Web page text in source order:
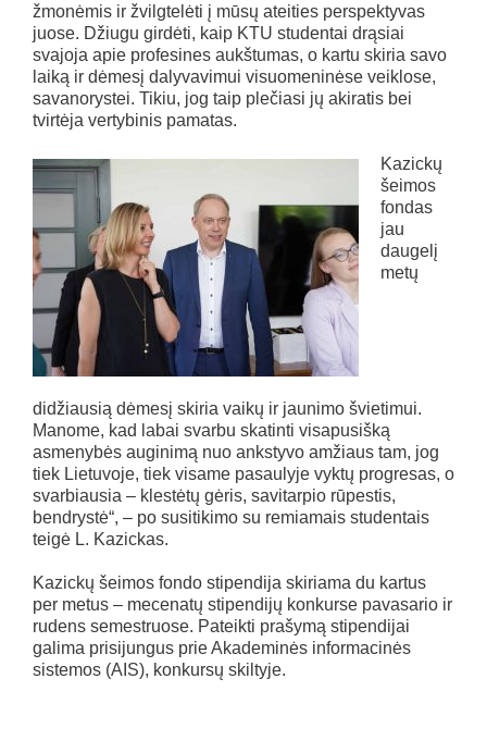
žmonėmis ir žvilgtelėti į mūsų ateities perspektyvas
juose. Džiugu girdėti, kaip KTU studentai drąsiai
svajoja apie profesines aukštumas, o kartu skiria savo
laiką ir dėmesį dalyvavimui visuomeninėse veiklose,
savanorystei. Tikiu, jog taip plečiasi jų akiratis bei
tvirtėja vertybinis pamatas.
Kazickų
šeimos
fondas
jau
daugelį
metų
didžiausią dėmesį skiria vaikų ir jaunimo švietimui.
Manome, kad labai svarbu skatinti visapusišką
asmenybės auginimą nuo ankstyvo amžiaus tam, jog
tiek Lietuvoje, tiek visame pasaulyje vyktų progresas, o
svarbiausia – klestėtų gėris, savitarpio rūpestis,
bendrystė“, – po susitikimo su remiamais studentais
teigė L. Kazickas.
Kazickų šeimos fondo stipendija skiriama du kartus
per metus – mecenatų stipendijų konkurse pavasario ir
rudens semestruose. Pateikti prašymą stipendijai
galima prisijungus prie Akademinės informacinės
sistemos (AIS), konkursų skiltyje.